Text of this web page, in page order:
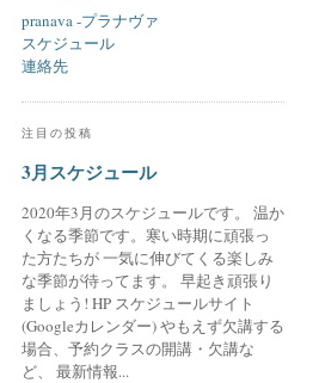
pranava -プラナヴァ
スケジュール
連絡先
注目の投稿
3月スケジュール
2020年3月のスケジュールです。 温か
くなる季節です。寒い時期に頑張っ
た方たちが 一気に伸びてくる楽しみ
な季節が待ってます。 早起き頑張り
ましょう! HP スケジュールサイト
(Googleカレンダー) やもえず欠講する
場合、予約クラスの開講・欠講な
ど、 最新情報...